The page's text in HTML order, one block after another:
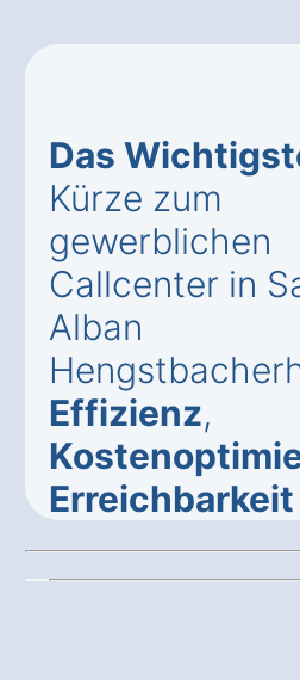
Das
Kürze zum
gewerblichen
Callcenter in
Alban
Effizienz,
Erreichbarkeit